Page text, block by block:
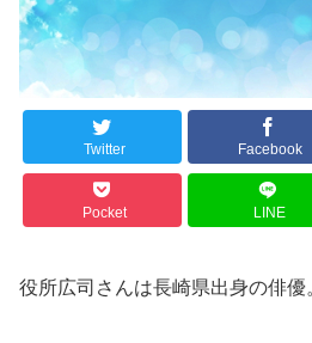
Twitter Facebook
Pocket LINE
役所広司さんは長崎県出身の俳優